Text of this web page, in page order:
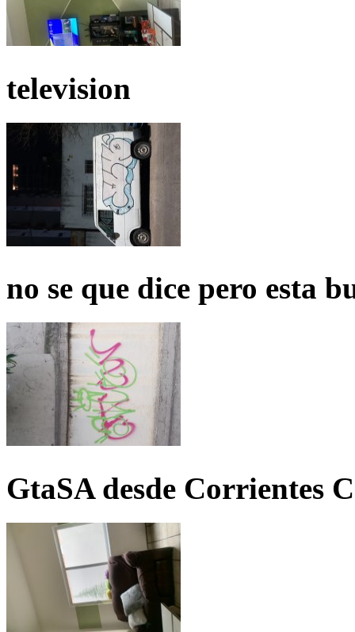
television
no se que dice pero esta
GtaSA desde Corrientes